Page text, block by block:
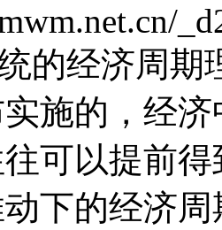
的经济周期
施的，经
可以提前
下的经济周